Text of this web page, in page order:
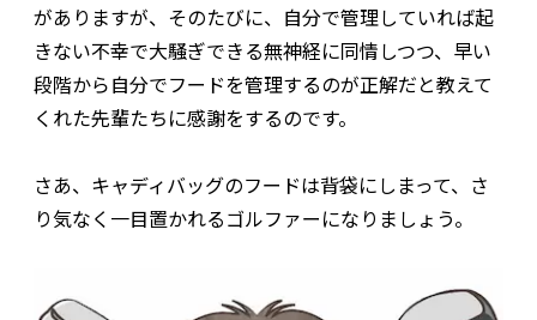
がありますが、そのたびに、自分で管理していれば起
きない不幸で大騒ぎできる無神経に同情しつつ、早い
段階から自分でフードを管理するのが正解だと教えて
くれた先輩たちに感謝をするのです。
さあ、キャディバッグのフードは背袋にしまって、さ
り気なく一目置かれるゴルファーになりましょう。